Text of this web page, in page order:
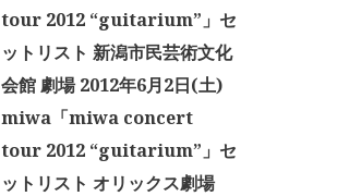
tour 2012 “guitarium”」セ
ットリスト 新潟市民芸術文化
会館 劇場 2012年6月2日(土)
miwa「miwa concert
tour 2012 “guitarium”」セ
ットリスト オリックス劇場